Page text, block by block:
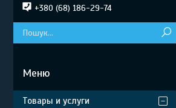
+380 (68) 186-29-74
Товары и услуги